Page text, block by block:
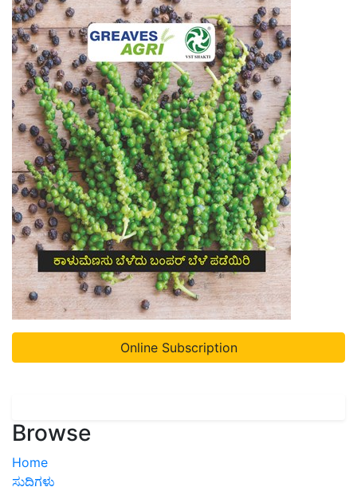
Online Subscription
Browse
Home
ಸುದ್ದಿಗಳು